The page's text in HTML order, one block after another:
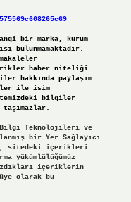
bir marka, kurum
bulunmamaktadır.
haber niteliği
hakkında paylaşım
ile isim
bilgiler
Bilgi Teknolojileri ve
bir Yer Sağlayıcı
sitedeki içerikleri
yükümlülüğümüz
içeriklerin
olarak bu